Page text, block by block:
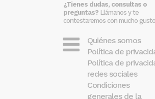
¿Tienes dudas, consultas o
preguntas? Llámanos y te
contestaremos con mucho
Quiénes somos
Política de
Política de
redes sociales
Condiciones
generales de la